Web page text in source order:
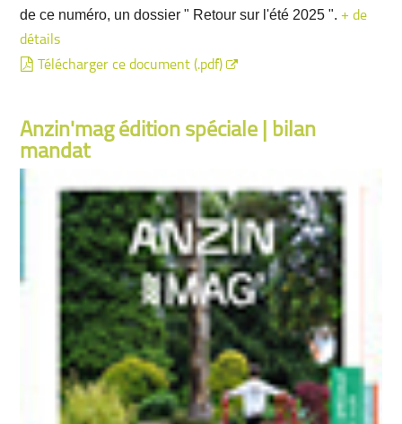
de ce numéro, un dossier " Retour sur l'été 2025 ".+ de
détails
Télécharger ce document (.pdf)
Anzin'mag édition spéciale | bilan
mandat